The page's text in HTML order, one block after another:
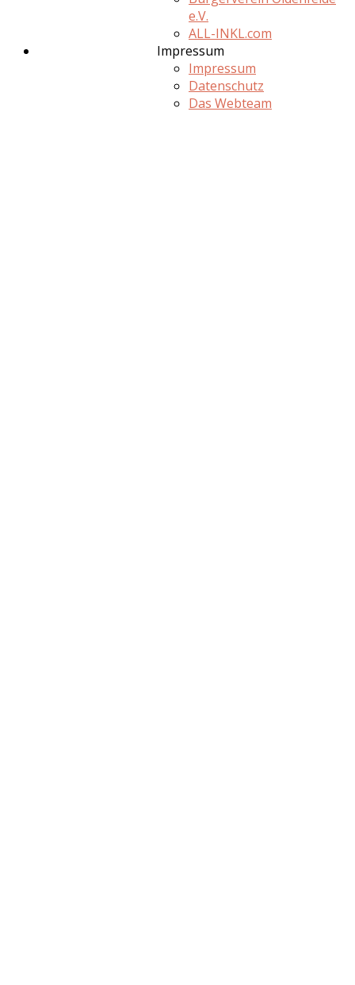
e.V.
ALL-INKL.com
Impressum
Impressum
Datenschutz
Das Webteam